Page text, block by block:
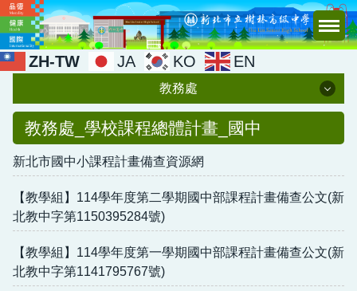
跳
到
主
要
容
ZH-TW JA KO EN
教務處
教務處
行政團隊
最新消息
十二年國教新課綱
學校課程總體計畫
教務處_學校課程總體計畫_國中
新北市國中小課程計畫備查資源網
【教學組】114學年度第二學期國中部課程計畫備查公文(新
北教中字第1150395284號)
【教學組】114學年度第一學期國中部課程計畫備查公文(新
北教中字第1141795767號)